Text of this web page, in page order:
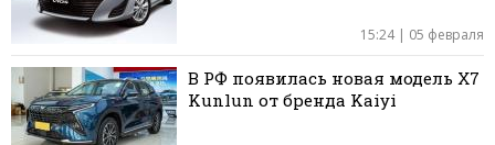
15:24 | 05 февраля
В РФ появилась новая модель X7
Kunlun от бренда Kaiyi